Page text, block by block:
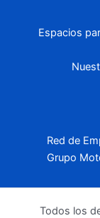
Espacios
Red de
Grupo
Todos los